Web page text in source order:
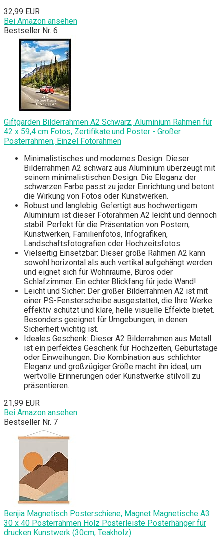
32,99 EUR
Bei Amazon ansehen
Bestseller Nr. 6
Giftgarden Bilderrahmen A2 Schwarz, Aluminium Rahmen für
42 x 59,4 cm Fotos, Zertifikate und Poster - Großer
Posterrahmen, Einzel Fotorahmen
Minimalistisches und modernes Design: Dieser
Bilderrahmen A2 schwarz aus Aluminium überzeugt mit
seinem minimalistischen Design. Die Eleganz der
schwarzen Farbe passt zu jeder Einrichtung und betont
die Wirkung von Fotos oder Kunstwerken.
Robust und langlebig: Gefertigt aus hochwertigem
Aluminium ist dieser Fotorahmen A2 leicht und dennoch
stabil. Perfekt für die Präsentation von Postern,
Kunstwerken, Familienfotos, Infografiken,
Landschaftsfotografien oder Hochzeitsfotos.
Vielseitig Einsetzbar: Dieser große Rahmen A2 kann
sowohl horizontal als auch vertikal aufgehängt werden
und eignet sich für Wohnräume, Büros oder
Schlafzimmer. Ein echter Blickfang für jede Wand!
Leicht und Sicher: Der großer Bilderrahmen A2 ist mit
einer PS-Fensterscheibe ausgestattet, die Ihre Werke
effektiv schützt und klare, helle visuelle Effekte bietet.
Besonders geeignet für Umgebungen, in denen
Sicherheit wichtig ist.
Ideales Geschenk: Dieser A2 Bilderrahmen aus Metall
ist ein perfektes Geschenk für Hochzeiten, Geburtstage
oder Einweihungen. Die Kombination aus schlichter
Eleganz und großzügiger Größe macht ihn ideal, um
wertvolle Erinnerungen oder Kunstwerke stilvoll zu
präsentieren.
21,99 EUR
Bei Amazon ansehen
Bestseller Nr. 7
Benjia Magnetisch Posterschiene, Magnet Magnetische A3
30 x 40 Posterrahmen Holz Posterleiste Posterhänger für
drucken Kunstwerk (30cm, Teakholz)